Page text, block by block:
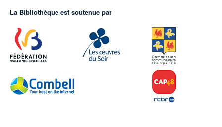
La Bibliothèque est soutenue par